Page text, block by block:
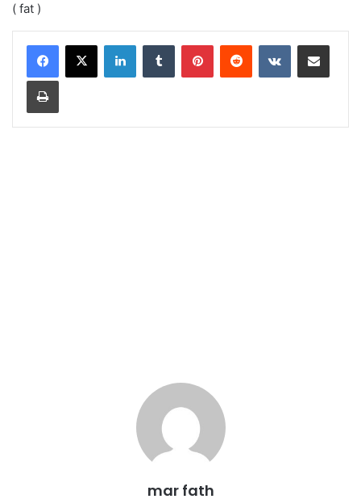
( fat )
mar fath